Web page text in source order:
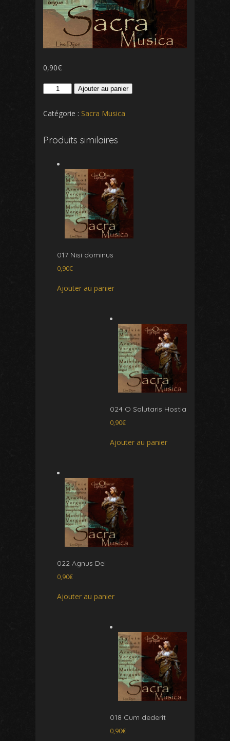
0,90€
quantité
019
Ajouter au panier
Catégorie : Sacra Musica
Produits similaires
017 Nisi dominus
0,90€
Ajouter au panier
024 O Salutaris Hostia
0,90€
Ajouter au panier
022 Agnus Dei
0,90€
Ajouter au panier
018 Cum dederit
0,90€